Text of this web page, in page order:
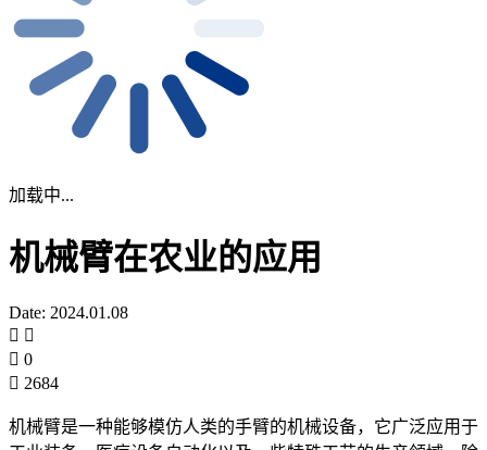
加载中...
机械臂在农业的应用
Date: 2024.01.08
0
2684
机械臂是一种能够模仿人类的手臂的机械设备，它广泛应用于